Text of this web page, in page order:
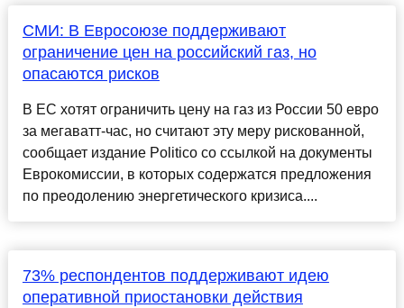
СМИ: В Евросоюзе поддерживают
ограничение цен на российский газ, но
опасаются рисков
В ЕС хотят ограничить цену на газ из России 50 евро
за мегаватт-час, но считают эту меру рискованной,
сообщает издание Politico со ссылкой на документы
Еврокомиссии, в которых содержатся предложения
по преодолению энергетического кризиса....
73% респондентов поддерживают идею
оперативной приостановки действия